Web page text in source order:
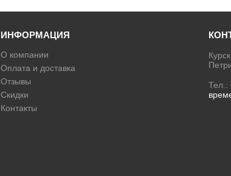
ИНФОРМАЦИЯ
О компании
Оплата и доставка
Отзывы
Скидки
Контакты
Тел.: